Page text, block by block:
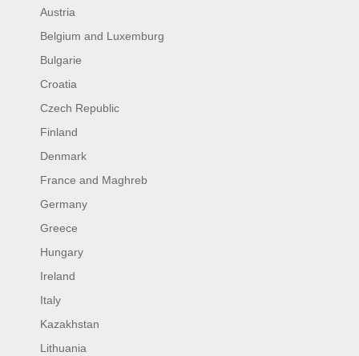
Austria
Belgium and Luxemburg
Bulgarie
Croatia
Czech Republic
Finland
Denmark
France and Maghreb
Germany
Greece
Hungary
Ireland
Italy
Kazakhstan
Lithuania